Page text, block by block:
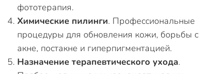
фототерапия.
Химические пилинги. Профессиональные
процедуры для обновления кожи, борьбы с
акне, постакне и гиперпигментацией.
Назначение терапевтического ухода.